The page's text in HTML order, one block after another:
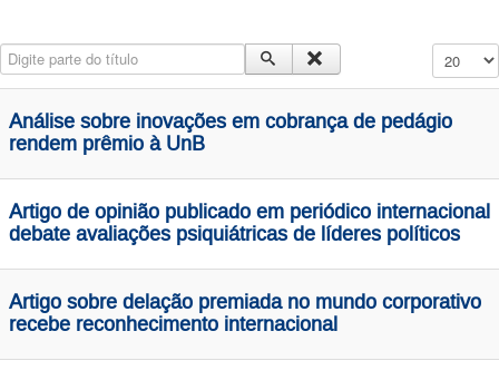
Digite parte do título Exibir #
Análise sobre inovações em cobrança de pedágio
rendem prêmio à UnB
Artigo de opinião publicado em periódico internacional
debate avaliações psiquiátricas de líderes políticos
Artigo sobre delação premiada no mundo corporativo
recebe reconhecimento internacional